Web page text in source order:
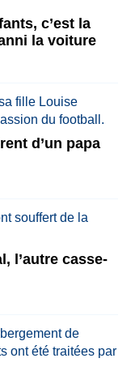
c’est la
la voiture
d’un papa
l’autre casse-